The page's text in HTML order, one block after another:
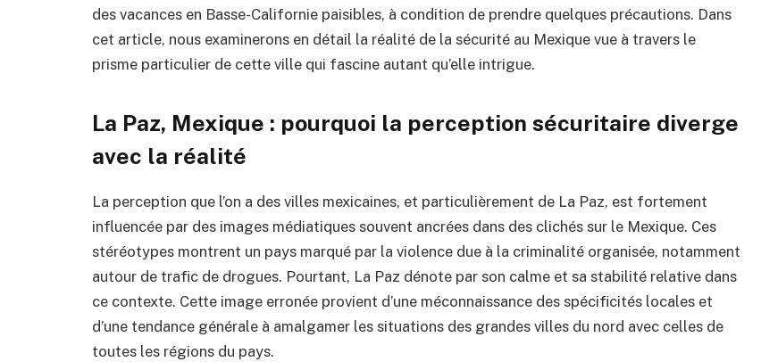
des vacances en Basse-Californie paisibles, à condition de prendre quelques précautions. Dans
cet article, nous examinerons en détail la réalité de la sécurité au Mexique vue à travers le
prisme particulier de cette ville qui fascine autant qu’elle intrigue.
La Paz, Mexique : pourquoi la perception sécuritaire diverge
avec la réalité
La perception que l’on a des villes mexicaines, et particulièrement de La Paz, est fortement
influencée par des images médiatiques souvent ancrées dans des clichés sur le Mexique. Ces
stéréotypes montrent un pays marqué par la violence due à la criminalité organisée, notamment
autour de trafic de drogues. Pourtant, La Paz dénote par son calme et sa stabilité relative dans
ce contexte. Cette image erronée provient d’une méconnaissance des spécificités locales et
d’une tendance générale à amalgamer les situations des grandes villes du nord avec celles de
toutes les régions du pays.